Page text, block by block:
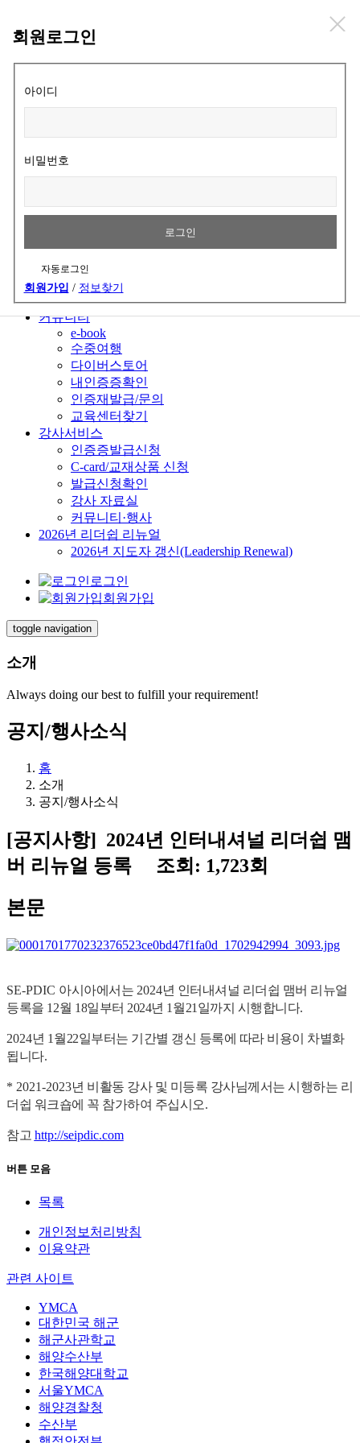
교육이념
스페셜티코스
PDIC TEK
YMCA SCUBA
커뮤니티
e-book
수중여행
다이버스토어
내인증증확인
인증재발급/문의
교육센터찾기
강사서비스
인증증발급신청
C-card/교재상품 신청
발급신청확인
강사 자료실
커뮤니티·행사
2026년 리더쉽 리뉴얼
2026년 지도자 갱신(Leadership Renewal)
로그인
회원가입
회원로그인
아이디
비밀번호
자동로그인
회원가입 / 정보찾기
toggle navigation
소개
Always doing our best to fulfill your requirement!
공지/행사소식
홈
소개
공지/행사소식
[공지사항] 2024년 인터내셔널 리더쉽 맴
버 리뉴얼 등록
조회: 1,723회
본문
SE-PDIC 아시아에서는 2024년 인터내셔널 리더쉽 맴버 리뉴얼
등록을 12월 18일부터 2024년 1 월21 일까지 시행합니다.
2024년 1 월22일부터는 기간별 갱신 등록에 따라 비용이 차별화
됩니다.
* 2021-2023년 비활동 강사 및 미등록 강사님께서는 시행하는 리
더쉽 워크숍에 꼭 참가하여 주십시오.
참고 http://seipdic.com
버튼 모음
목록
개인정보처리방침
이용약관
관련 사이트
YMCA
대한민국 해군
해군사관학교
해양수산부
한국해양대학교
서울YMCA
해양경찰청
수산부